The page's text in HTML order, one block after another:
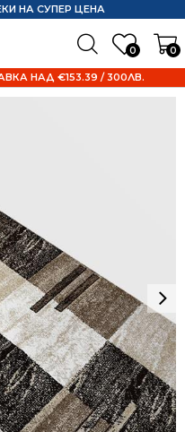
0 0
НА СУПЕР ЦЕНА
НАД €153.39 / 300ЛВ.